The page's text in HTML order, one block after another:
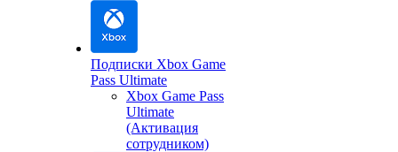
Подписки Xbox Game
Pass Ultimate
Xbox Game Pass
Ultimate
(Активация
сотрудником)